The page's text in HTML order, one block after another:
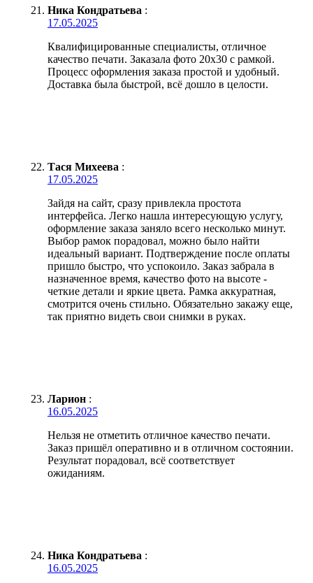
Ника Кондратьева :
17.05.2025
Квалифицированные специалисты, отличное
качество печати. Заказала фото 20х30 с рамкой.
Процесс оформления заказа простой и удобный.
Доставка была быстрой, всё дошло в целости.
Тася Михеева :
17.05.2025
Зайдя на сайт, сразу привлекла простота
интерфейса. Легко нашла интересующую услугу,
оформление заказа заняло всего несколько минут.
Выбор рамок порадовал, можно было найти
идеальный вариант. Подтверждение после оплаты
пришло быстро, что успокоило. Заказ забрала в
назначенное время, качество фото на высоте -
четкие детали и яркие цвета. Рамка аккуратная,
смотрится очень стильно. Обязательно закажу еще,
так приятно видеть свои снимки в руках.
Ларион :
16.05.2025
Нельзя не отметить отличное качество печати.
Заказ пришёл оперативно и в отличном состоянии.
Результат порадовал, всё соответствует
ожиданиям.
Ника Кондратьева :
16.05.2025